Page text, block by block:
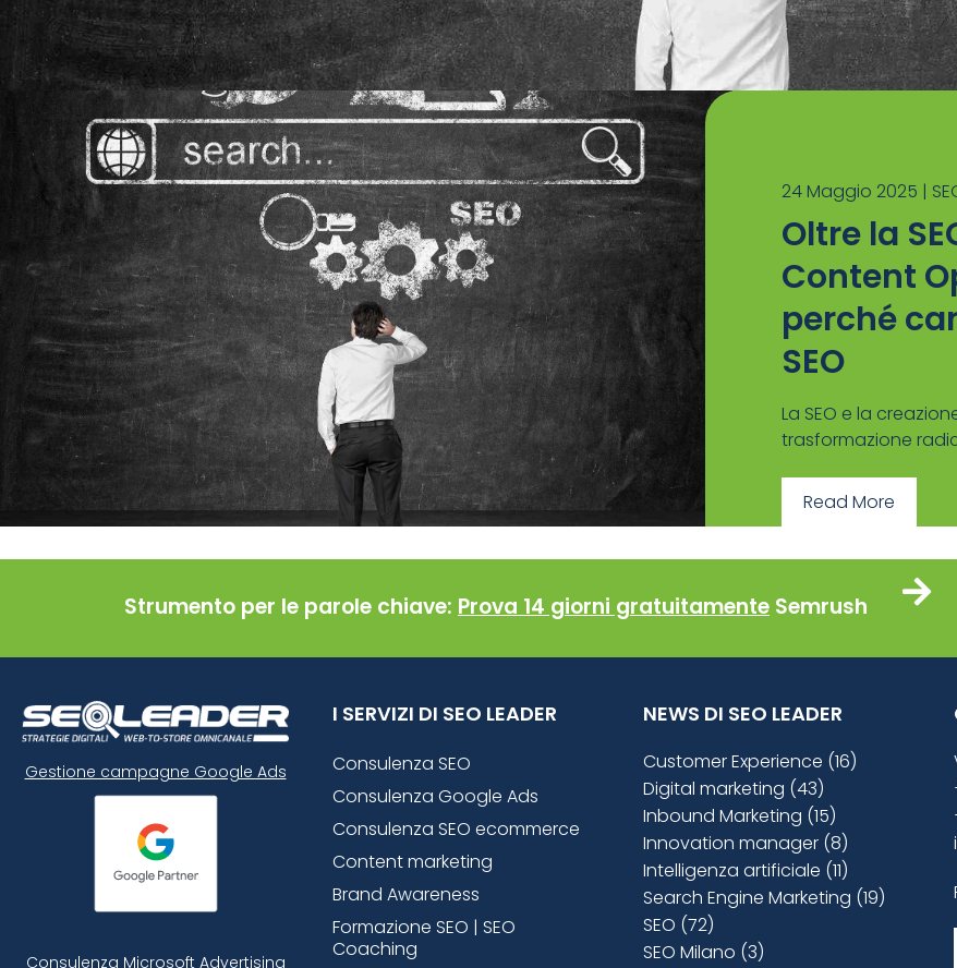
24 Maggio 2025 |
Oltre la
Content
perché
SEO
La SEO e la
trasformazione
Read More
Strumento per le parole chiave: Prova 14 giorni gratuitamente Semrush
Gestione campagne Google Ads
Consulenza Microsoft Advertising
I SERVIZI DI SEO LEADER
Consulenza SEO
Consulenza Google Ads
Consulenza SEO ecommerce
Content marketing
Brand Awareness
Formazione SEO | SEO
Coaching
NEWS DI SEO LEADER
Customer Experience (16)
Digital marketing (43)
Inbound Marketing (15)
Innovation manager (8)
Intelligenza artificiale (11)
Search Engine Marketing (19)
SEO (72)
SEO Milano (3)